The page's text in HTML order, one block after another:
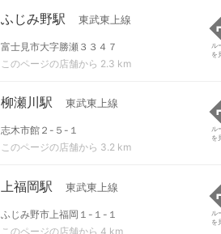
ふじみ野駅 東武東上線
富士見市大字勝瀬３３４７
このページの店舗から 2.3 km
ル
を
柳瀬川駅 東武東上線
志木市館２-５-１
このページの店舗から 3.2 km
ル
を
上福岡駅 東武東上線
ふじみ野市上福岡１-１-１
このページの店舗から 4 km
ル
を